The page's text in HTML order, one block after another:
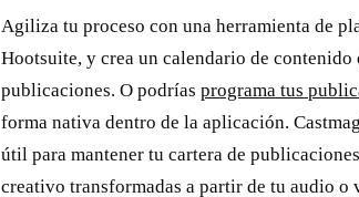
Agiliza tu proceso con una herramienta de
Hootsuite, y crea un calendario de
publicaciones. O podrías programa tus
forma nativa dentro de la aplicación.
útil para mantener tu cartera de
creativo transformadas a partir de tu audio o